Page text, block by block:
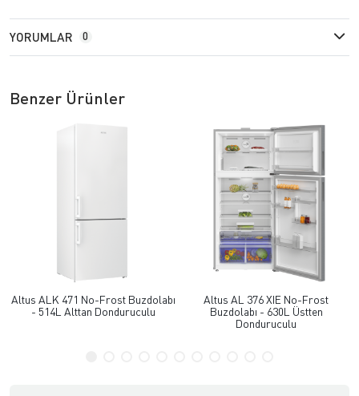
YORUMLAR 0
Benzer Ürünler
Altus ALK 471 No-Frost Buzdolabı
- 514L Alttan Donduruculu
Altus AL 376 XIE No-Frost
Buzdolabı - 630L Üstten
Donduruculu